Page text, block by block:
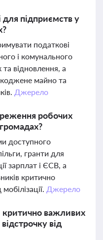
для підприємств у
податкові
і комунального
відновлення, а
майно та
Джерело
робочих
доступного
гранти для
зарплат і ЄСВ, а
критично
Джерело
важливих
від